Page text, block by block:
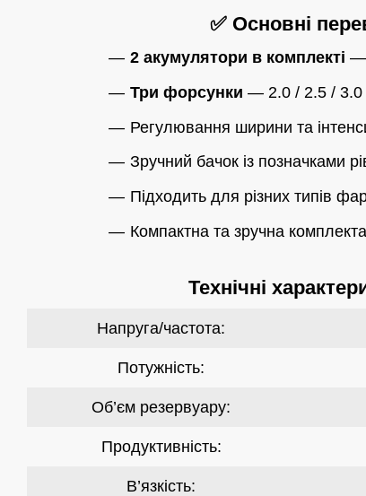
✅ Основні
2 акумулятори в комплекті —
Три форсунки — 2.0 / 2.5 /
Регулювання ширини та
Зручний бачок із позначками
Підходить для різних типів
Компактна та зручна
Технічні
Напруга/частота:
Потужність:
Об’єм резервуару:
Продуктивність:
В’язкість: